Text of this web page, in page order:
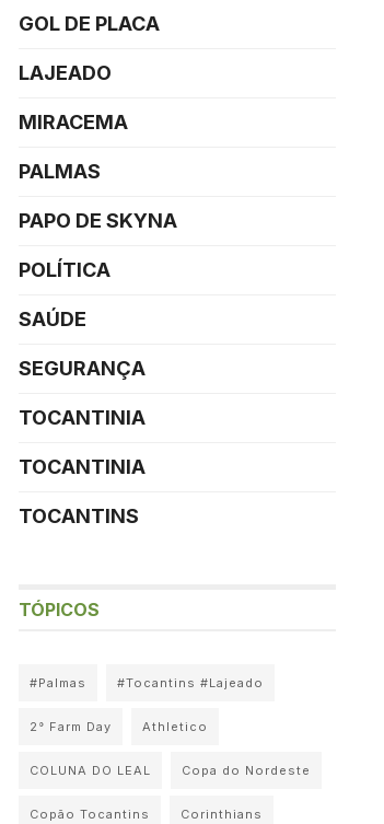
GOL DE PLACA
LAJEADO
MIRACEMA
PALMAS
PAPO DE SKYNA
POLÍTICA
SAÚDE
SEGURANÇA
TOCANTINIA
TOCANTINIA
TOCANTINS
TÓPICOS
#Palmas #Tocantins #Lajeado
2° Farm Day Athletico
COLUNA DO LEAL Copa do Nordeste
Copão Tocantins Corinthians